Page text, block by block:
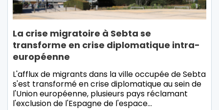
La crise migratoire à Sebta se
transforme en crise diplomatique intra-
européenne
L'afflux de migrants dans la ville occupée de Sebta
s'est transformé en crise diplomatique au sein de
l'Union européenne, plusieurs pays réclamant
l'exclusion de l'Espagne de l'espace…